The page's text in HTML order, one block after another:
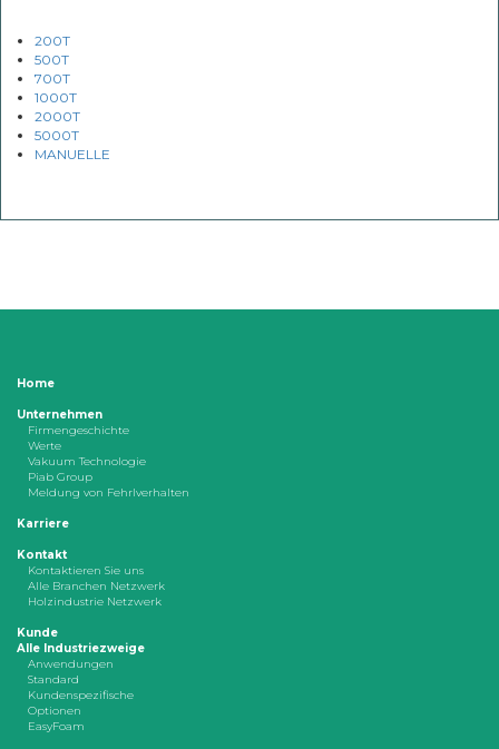
200T
500T
700T
1000T
2000T
5000T
MANUELLE
Home
Unternehmen
Firmengeschichte
Werte
Vakuum Technologie
Piab Group
Meldung von Fehrlverhalten
Karriere
Kontakt
Kontaktieren Sie uns
Alle Branchen Netzwerk
Holzindustrie Netzwerk
Kunde
Alle Industriezweige
Anwendungen
Standard
Kundenspezifische
Optionen
EasyFoam